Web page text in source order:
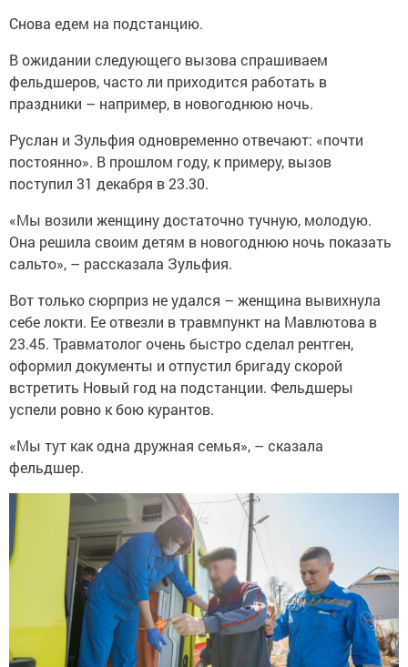
Снова едем на подстанцию.
В ожидании следующего вызова спрашиваем
фельдшеров, часто ли приходится работать в
праздники – например, в новогоднюю ночь.
Руслан и Зульфия одновременно отвечают: «почти
постоянно». В прошлом году, к примеру, вызов
поступил 31 декабря в 23.30.
«Мы возили женщину достаточно тучную, молодую.
Она решила своим детям в новогоднюю ночь показать
сальто», – рассказала Зульфия.
Вот только сюрприз не удался – женщина вывихнула
себе локти. Ее отвезли в травмпункт на Мавлютова в
23.45. Травматолог очень быстро сделал рентген,
оформил документы и отпустил бригаду скорой
встретить Новый год на подстанции. Фельдшеры
успели ровно к бою курантов.
«Мы тут как одна дружная семья», – сказала
фельдшер.